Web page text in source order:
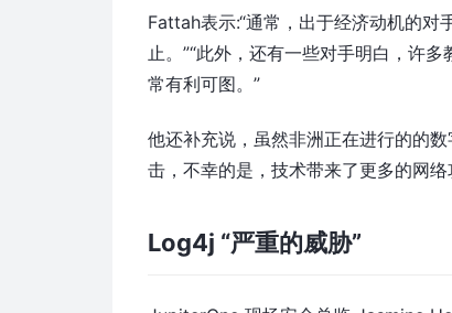
Fattah表示:“通常，出于经济动机的
止。”“此外，还有一些对手明白，许
常有利可图。”
他还补充说，虽然非洲正在进行的的
击，不幸的是，技术带来了更多的网络
Log4j “严重的威胁”